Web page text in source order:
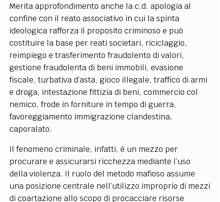
Merita approfondimento anche la c.d. apologia al
confine con il reato associativo in cui la spinta
ideologica rafforza il proposito criminoso e può
costituire la base per reati societari, riciclaggio,
reimpiego e trasferimento fraudolento di valori,
gestione fraudolenta di beni immobili, evasione
fiscale, turbativa d’asta, gioco illegale, traffico di armi
e droga, intestazione fittizia di beni, commercio col
nemico, frode in forniture in tempo di guerra,
favoreggiamento immigrazione clandestina,
caporalato.
Il fenomeno criminale, infatti, è un mezzo per
procurare e assicurarsi ricchezza mediante l’uso
della violenza. Il ruolo del metodo mafioso assume
una posizione centrale nell’utilizzo improprio di mezzi
di coartazione allo scopo di procacciare risorse